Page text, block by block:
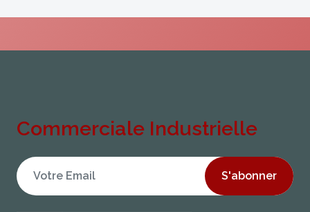
Commerciale Industrielle
S'abonner